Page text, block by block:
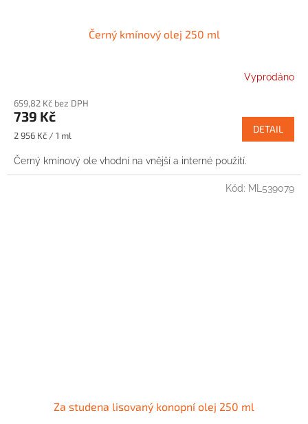
Černý kmínový olej 250 ml
Vyprodáno
659,82 Kč bez DPH
739 Kč
Měrná
2 956 Kč / 1 ml
DETAIL
Černý kmínový ole vhodní na vnější a interné použití.
Za studena lisovaný konopní olej 250 ml
Kód: ML539079